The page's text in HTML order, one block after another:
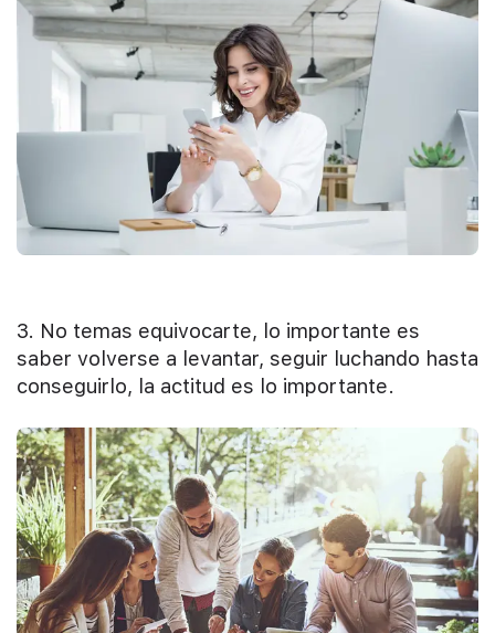
3. No temas equivocarte, lo importante es
saber volverse a levantar, seguir luchando hasta
conseguirlo, la actitud es lo importante.